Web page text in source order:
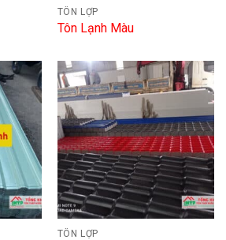
TÔN LỢP
Tôn Lạnh Màu
TÔN LỢP